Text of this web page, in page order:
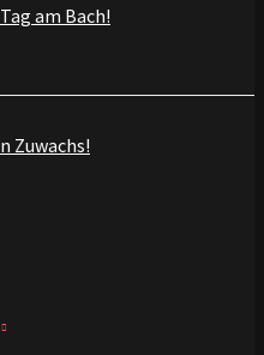
am Bach!
Zuwachs!